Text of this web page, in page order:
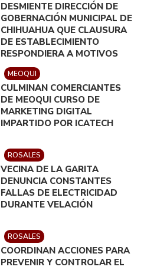
DESMIENTE DIRECCIÓN DE
GOBERNACIÓN MUNICIPAL DE
CHIHUAHUA QUE CLAUSURA
DE ESTABLECIMIENTO
RESPONDIERA A MOTIVOS
POLÍTICOS
MEOQUI
CULMINAN COMERCIANTES
DE MEOQUI CURSO DE
MARKETING DIGITAL
IMPARTIDO POR ICATECH
ROSALES
VECINA DE LA GARITA
DENUNCIA CONSTANTES
FALLAS DE ELECTRICIDAD
DURANTE VELACIÓN
ROSALES
COORDINAN ACCIONES PARA
PREVENIR Y CONTROLAR EL